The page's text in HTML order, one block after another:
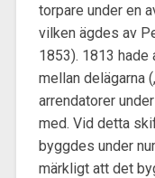
torpare under en
vilken ägdes av
1853). 1813 hade
mellan delägarna
arrendatorer
med. Vid detta
byggdes under
märkligt att det